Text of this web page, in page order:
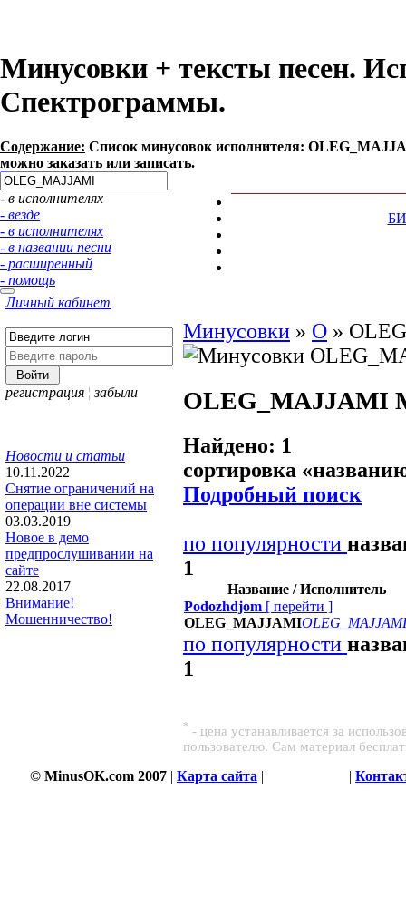
Минусовки + тексты песен.
Спектрограммы.
Содержание: Список минусовок исполнителя:
можно заказать или записать.
- в исполнителях
- везде
- в исполнителях
- в названии песни
- расширенный
- помощь
Личный кабинет
регистрация ¦ забыли
Новости и статьи
10.11.2022
Снятие ограничений на
операции вне системы
03.03.2019
Новое в демо
предпрослушивании на
сайте
22.08.2017
Внимание!
Мошенничество!
Минусовки » O »
OLEG_MAJJAMI
Найдено: 1
сортировка «
Подробный поиск
по популярности
1
Название / Исполнитель
Podozhdjom [ перейти ]
OLEG_MAJJAMIOLEG_MAJJAMI
по популярности
1
* - цена устанавливается за
пользователю. Сам материал
© MinusOK.com 2007 | Карта сайта | |